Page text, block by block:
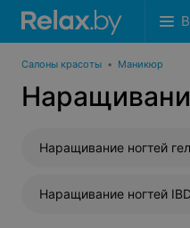
Салоны красоты • Маникюр
Наращивание ногтей
Наращивание ногтей IBD